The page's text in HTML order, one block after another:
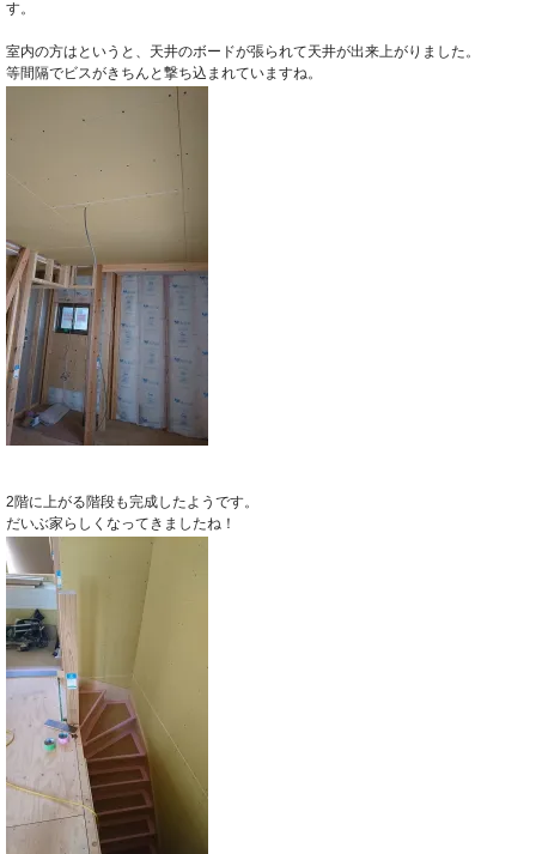
す。
室内の方はというと、天井のボードが張られて天井が出来上がりました。
等間隔でビスがきちんと撃ち込まれていますね。
2階に上がる階段も完成したようです。
だいぶ家らしくなってきましたね！